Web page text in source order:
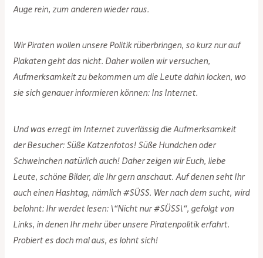
Auge rein, zum anderen wieder raus.
Wir Piraten wollen unsere Politik rüberbringen, so kurz nur auf
Plakaten geht das nicht. Daher wollen wir versuchen,
Aufmerksamkeit zu bekommen um die Leute dahin locken, wo
sie sich genauer informieren können: Ins Internet.
Und was erregt im Internet zuverlässig die Aufmerksamkeit
der Besucher: Süße Katzenfotos! Süße Hundchen oder
Schweinchen natürlich auch! Daher zeigen wir Euch, liebe
Leute, schöne Bilder, die Ihr gern anschaut. Auf denen seht Ihr
auch einen Hashtag, nämlich #SÜSS. Wer nach dem sucht, wird
belohnt: Ihr werdet lesen: \“Nicht nur #SÜSS\“, gefolgt von
Links, in denen Ihr mehr über unsere Piratenpolitik erfahrt.
Probiert es doch mal aus, es lohnt sich!